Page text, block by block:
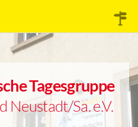
Tagesgruppe
Neustadt/Sa. e.V.